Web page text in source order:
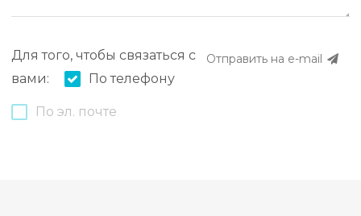
Отправить на e-mail
Для того, чтобы связаться с
вами:
По телефону
По эл. почте